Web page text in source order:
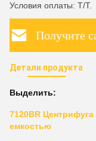
Условия оплаты: T/T.
Получите
Детали продукта
Выделить:
7120BR
емкостью